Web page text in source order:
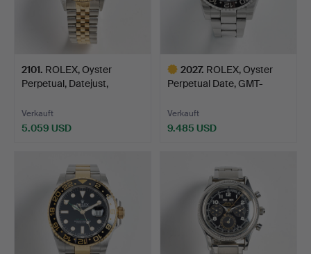
2101. ROLEX, Oyster
Perpetual, Datejust,
Verkauft
5.059 USD
2027. ROLEX, Oyster
Perpetual Date, GMT-
Verkauft
9.485 USD